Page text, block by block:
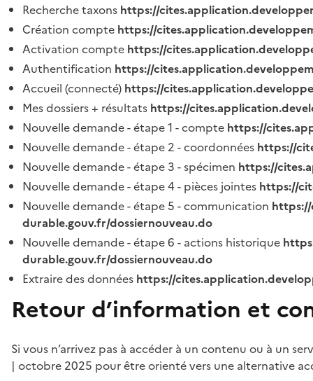
Recherche taxons https://
Création compte https://
Activation compte https://
Authentification https://
Accueil (connecté) https://
Mes dossiers + résultats https://
Nouvelle demande - étape 1 - compte https://
Nouvelle demande - étape 2 - coordonnées https://
Nouvelle demande - étape 3 - spécimen https://
Nouvelle demande - étape 4 - pièces jointes https://
Nouvelle demande - étape 5 - communication
durable.gouv.fr/dossiernouveau.do
Nouvelle demande - étape 6 - actions historique
durable.gouv.fr/dossiernouveau.do
Extraire des données https://
Retour d’information et
Si vous n’arrivez pas à accéder à un contenu ou à un
| octobre 2025 pour être orienté vers une alternative